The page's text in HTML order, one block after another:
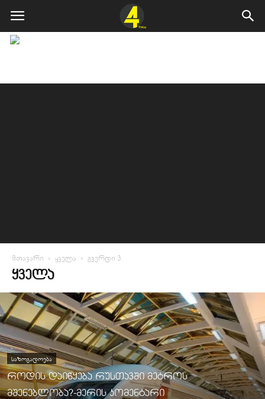
მთავარი ყველა გვერდი 3
ᲧᲕᲔᲚᲐ
ᲡᲐᲖᲝᲒᲐᲓᲝᲔᲑᲐ
როდის დაიწყება რუსთავში მეტროს
მშენებლობა?-მერის კომენტარი